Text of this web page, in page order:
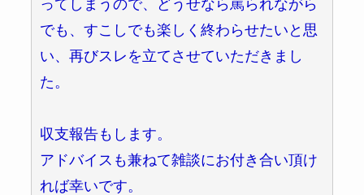
ってしまうので、どうせなら罵られながら
でも、すこしでも楽しく終わらせたいと思
い、再びスレを立てさせていただきまし
た。
収支報告もします。
アドバイスも兼ねて雑談にお付き合い頂け
れば幸いです。